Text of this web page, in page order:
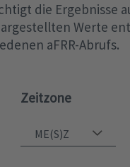
die Ergebnisse
Werte
aFRR-Abrufs.
Zeitzone